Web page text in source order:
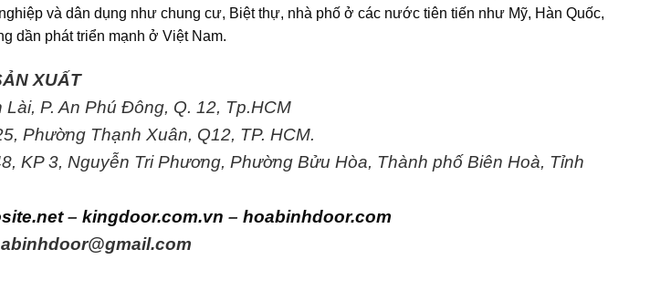
và dân dụng như chung cư, Biệt thự, nhà phố ở các nước tiên tiến như Mỹ, Hàn Quốc,
dần phát triển mạnh ở Việt Nam.
XUẤT
P. An Phú Đông, Q. 12, Tp.HCM
Phường Thạnh Xuân, Q12, TP. HCM.
KP 3, Nguyễn Tri Phương, Phường Bửu Hòa, Thành phố Biên Hoà, Tỉnh
– kingdoor.com.vn – hoabinhdoor.com